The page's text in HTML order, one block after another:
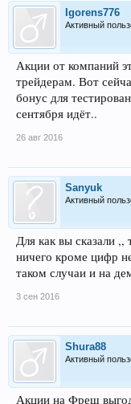
Igorens776
Активный
Акции от компаний
трейдерам. Вот
бонус для
сентября идёт..
26 авг 2016
Sanyuk
Активный
Для как вы сказали
ничего кроме цифр
таком случаи и на
3 сен 2016
Shura88
Активный
Акции на Фреш